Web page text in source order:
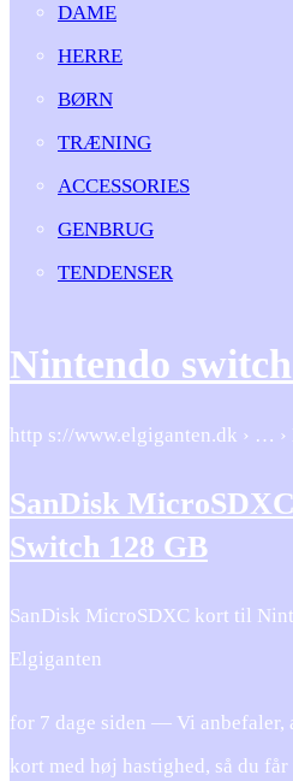
DAME
HERRE
BØRN
TRÆNING
ACCESSORIES
GENBRUG
TENDENSER
Nintendo
http s://www.elgiganten.dk › … ›
SanDisk
Switch 128 GB
SanDisk MicroSDXC kort til
Elgiganten
for 7 dage siden — Vi anbefaler,
kort med høj hastighed, så du